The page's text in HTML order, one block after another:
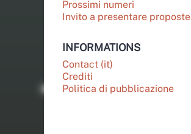
Prossimi numeri
Invito a presentare proposte
INFORMATIONS
Contact (it)
Crediti
Politica di pubblicazione